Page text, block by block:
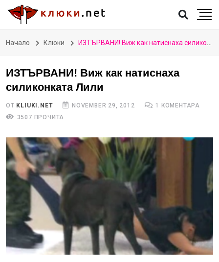
Начало Клюки ИЗТЪРВАНИ! Виж как натиснаха силиконката Лили
ИЗТЪРВАНИ! Виж как натиснаха
силиконката Лили
ОТ KLIUKI.NET NOVEMBER 29, 2012
1 КОМЕНТАРА
3507 ПРОЧИТА